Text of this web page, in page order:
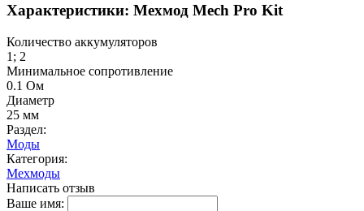
Характеристики: Мехмод Mech Pro Kit
Количество аккумуляторов
1; 2
Минимальное сопротивление
0.1 Ом
Диаметр
25 мм
Раздел:
Моды
Категория:
Мехмоды
Написать отзыв
Ваше имя: